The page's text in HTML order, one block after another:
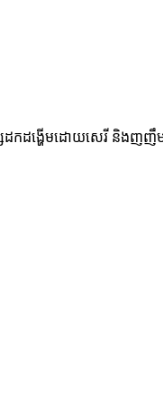
ស្សដកដង្ហើមដោយសេរី និង